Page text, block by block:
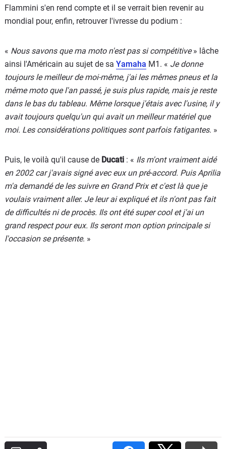
Flammini s'en rend compte et il se verrait bien revenir au
mondial pour, enfin, retrouver l'ivresse du podium :
« Nous savons que ma moto n'est pas si compétitive» lâche
ainsi l'Américain au sujet de sa Yamaha M1. « Je donne
toujours le meilleur de moi-même, j'ai les mêmes pneus et la
même moto que l'an passé, je suis plus rapide, mais je reste
dans le bas du tableau. Même lorsque j'étais avec l'usine, il y
avait toujours quelqu'un qui avait un meilleur matériel que
moi. Les considérations politiques sont parfois fatigantes. »
Puis, le voilà qu'il cause de Ducati : « Ils m'ont vraiment aidé
en 2002 car j'avais signé avec eux un pré-accord. Puis Aprilia
m'a demandé de les suivre en Grand Prix et c'est là que je
voulais vraiment aller. Je leur ai expliqué et ils n'ont pas fait
de difficultés ni de procès. Ils ont été super cool et j'ai un
grand respect pour eux. Ils seront mon option principale si
l'occasion se présente. »